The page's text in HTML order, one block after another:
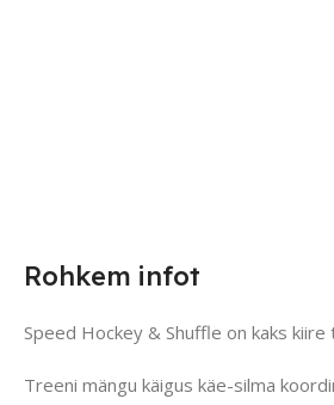
Rohkem infot
Speed Hockey & Shuffle on kaks
Treeni mängu käigus käe-silma